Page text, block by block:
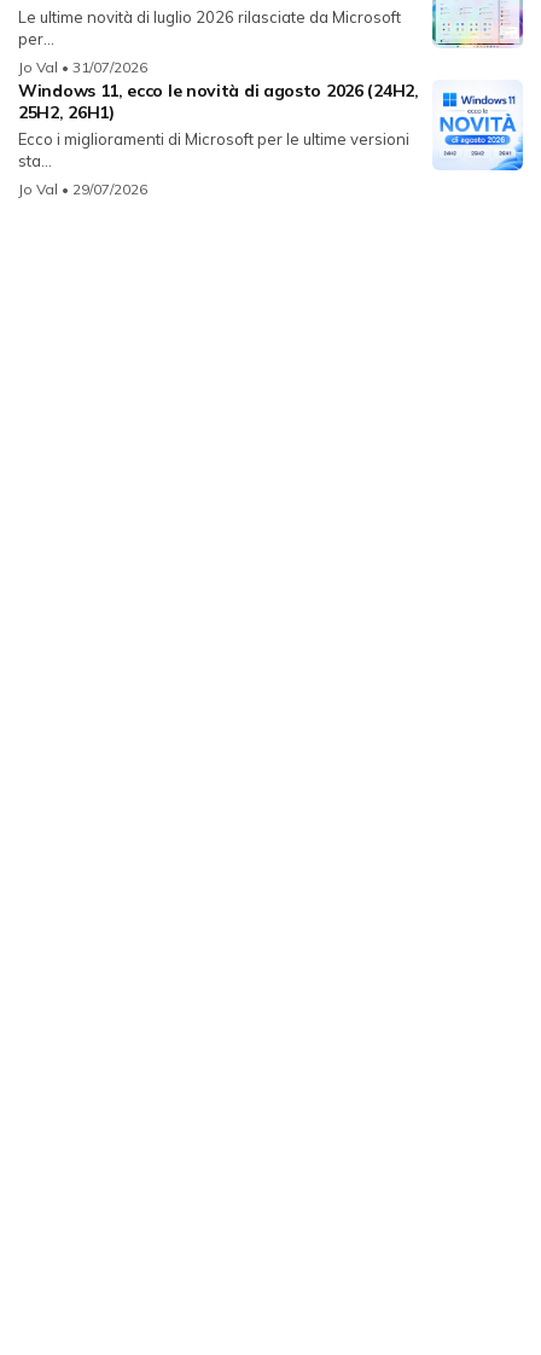
Le ultime novità di luglio 2026 rilasciate da Microsoft
per...
Jo Val • 31/07/2026
Windows 11, ecco le novità di agosto 2026 (24H2,
25H2, 26H1)
Ecco i miglioramenti di Microsoft per le ultime versioni
sta...
Jo Val • 29/07/2026